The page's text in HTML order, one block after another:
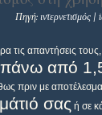
Πηγή: ιντερνετισμός |
τις απαντήσεις
πάνω από
πριν με
σας ή σε